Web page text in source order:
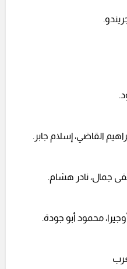
القاضي، إسلام جابر.
جمال، نادر هشام.
محمود أبو جودة.